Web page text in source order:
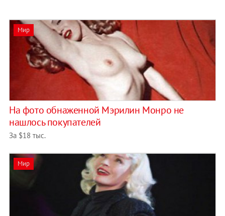
Мир
На фото обнаженной Мэрилин Монро не
нашлось покупателей
За $18 тыс.
Мир